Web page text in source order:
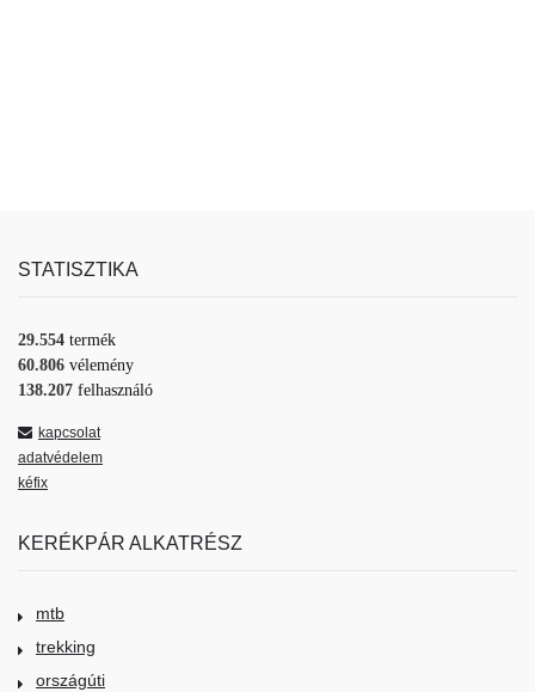
STATISZTIKA
29.554 termék
60.806 vélemény
138.207 felhasználó
kapcsolat
adatvédelem
kéfix
KERÉKPÁR ALKATRÉSZ
mtb
trekking
országúti